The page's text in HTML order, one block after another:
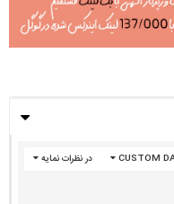
در نظرات نمایه CUSTOM